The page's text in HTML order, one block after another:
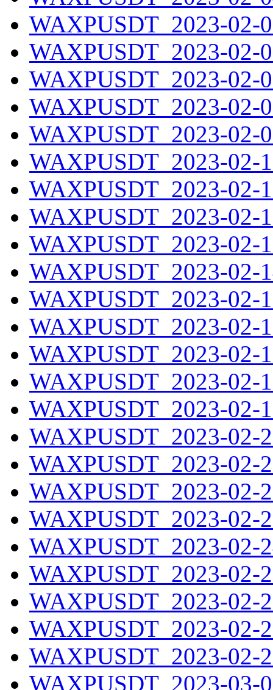
WAXPUSDT_2023-02-
WAXPUSDT_2023-02-
WAXPUSDT_2023-02-
WAXPUSDT_2023-02-
WAXPUSDT_2023-02-
WAXPUSDT_2023-02-
WAXPUSDT_2023-02-
WAXPUSDT_2023-02-
WAXPUSDT_2023-02-
WAXPUSDT_2023-02-
WAXPUSDT_2023-02-
WAXPUSDT_2023-02-
WAXPUSDT_2023-02-
WAXPUSDT_2023-02-
WAXPUSDT_2023-02-
WAXPUSDT_2023-02-
WAXPUSDT_2023-02-
WAXPUSDT_2023-02-
WAXPUSDT_2023-02-
WAXPUSDT_2023-02-
WAXPUSDT_2023-02-
WAXPUSDT_2023-02-
WAXPUSDT_2023-02-
WAXPUSDT_2023-02-
WAXPUSDT_2023-03-